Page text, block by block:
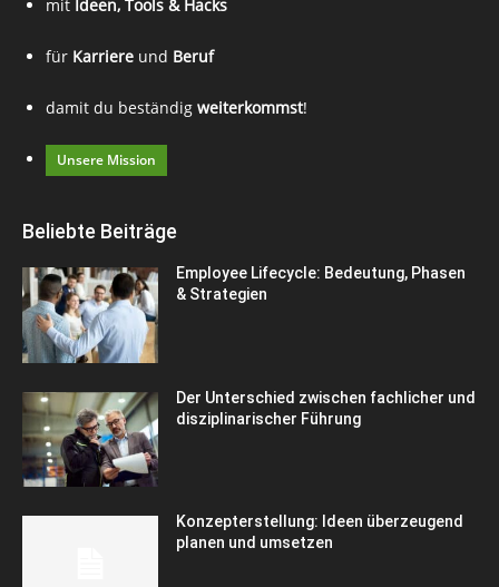
mit Ideen, Tools & Hacks
für Karriere und Beruf
damit du beständig weiterkommst!
Unsere Mission
Beliebte Beiträge
Employee Lifecycle: Bedeutung, Phasen
& Strategien
Der Unterschied zwischen fachlicher und
disziplinarischer Führung
Konzepterstellung: Ideen überzeugend
planen und umsetzen